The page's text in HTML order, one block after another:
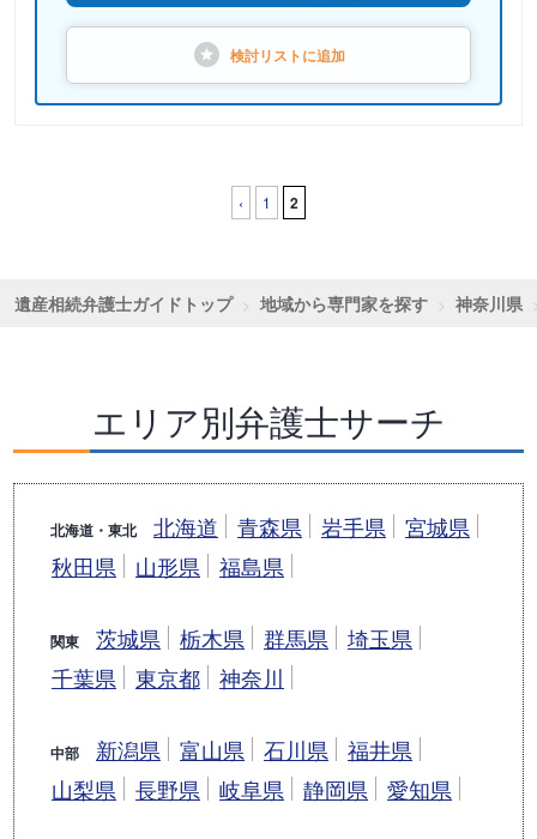
検討リストに追加
‹ 1 2
遺産相続弁護士ガイドトップ 地域から専門家を探す 神奈川県
エリア別弁護士サーチ
北海道・東北 北海道 青森県 岩手県
宮城県
秋田県
山形県 福島県
関東 茨城県 栃木県 群馬県
埼玉県
千葉県
東京都 神奈川
中部 新潟県 富山県 石川県
福井県
山梨県
長野県 岐阜県 静岡県 愛知県